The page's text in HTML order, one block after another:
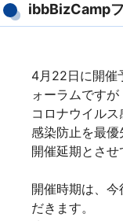
ibbBizCamp
4月22日に開催
ォーラムですが
コロナウイル
感染防止を最優
開催延期とさせ
開催時期は、
だきます。